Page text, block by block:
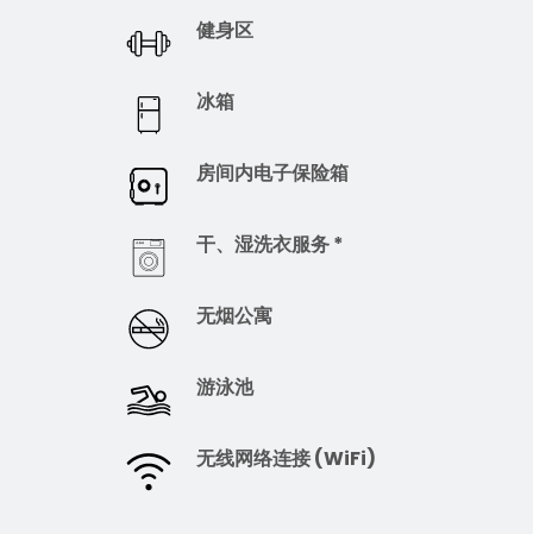
健身区
冰箱
房间内电子保险箱
干、湿洗衣服务 *
无烟公寓
游泳池
无线网络连接 (WiFi)